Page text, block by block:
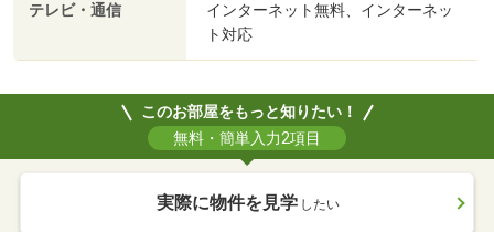
テレビ・通信
インターネット無料、インターネッ
ト対応
このお部屋をもっと知りたい！
無料・簡単入力2項目
実際に物件を見学 したい